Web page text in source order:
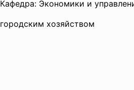
Кафедра: Экономики и
городским хозяйством